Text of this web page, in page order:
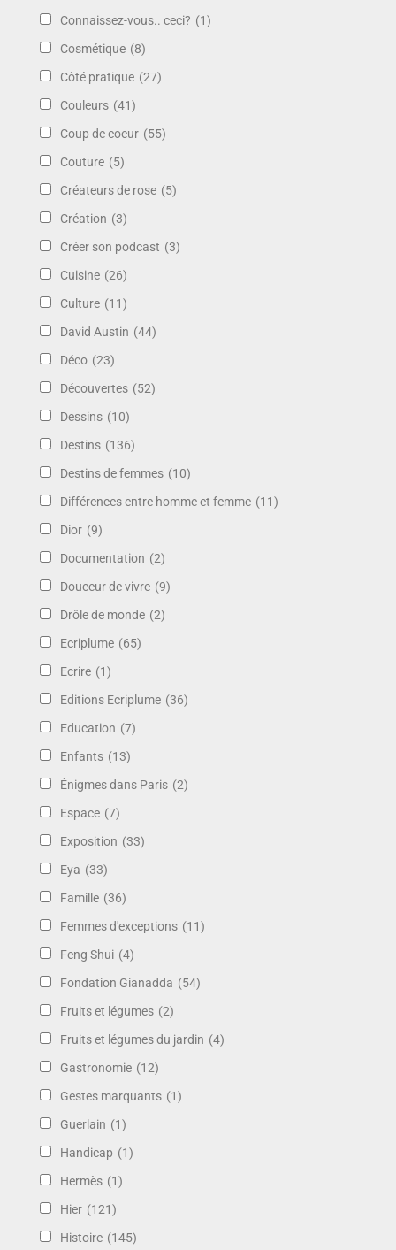
Connaissez-vous.. ceci? (1)
Cosmétique (8)
Côté pratique (27)
Couleurs (41)
Coup de coeur (55)
Couture (5)
Créateurs de rose (5)
Création (3)
Créer son podcast (3)
Cuisine (26)
Culture (11)
David Austin (44)
Déco (23)
Découvertes (52)
Dessins (10)
Destins (136)
Destins de femmes (10)
Différences entre homme et femme (11)
Dior (9)
Documentation (2)
Douceur de vivre (9)
Drôle de monde (2)
Ecriplume (65)
Ecrire (1)
Editions Ecriplume (36)
Education (7)
Enfants (13)
Énigmes dans Paris (2)
Espace (7)
Exposition (33)
Eya (33)
Famille (36)
Femmes d'exceptions (11)
Feng Shui (4)
Fondation Gianadda (54)
Fruits et légumes (2)
Fruits et légumes du jardin (4)
Gastronomie (12)
Gestes marquants (1)
Guerlain (1)
Handicap (1)
Hermès (1)
Hier (121)
Histoire (145)